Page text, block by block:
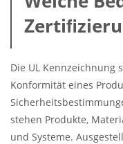
Die UL Kennzeichnung
Konformität eines
stehen Produkte,
und Systeme.